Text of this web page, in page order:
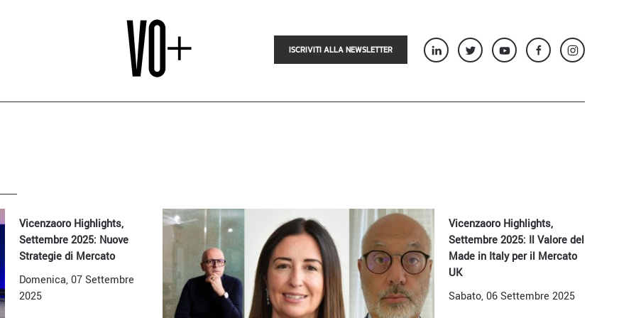
ISCRIVITI ALLA NEWSLETTER
Vicenzaoro Highlights,
Settembre 2025: Nuove
Strategie di Mercato
Domenica, 07 Settembre
2025
Vicenzaoro Highlights,
Settembre 2025: Il Valore del
Made in Italy per il Mercato
UK
Sabato, 06 Settembre 2025